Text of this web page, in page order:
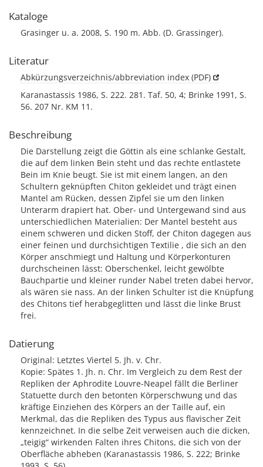
Kataloge
Grasinger u. a. 2008, S. 190 m. Abb. (D. Grassinger).
Literatur
Abkürzungsverzeichnis/abbreviation index (PDF)
Karanastassis 1986, S. 222. 281. Taf. 50, 4; Brinke 1991, S.
56. 207 Nr. KM 11.
Beschreibung
Die Darstellung zeigt die Göttin als eine schlanke Gestalt,
die auf dem linken Bein steht und das rechte entlastete
Bein im Knie beugt. Sie ist mit einem langen, an den
Schultern geknüpften Chiton gekleidet und trägt einen
Mantel am Rücken, dessen Zipfel sie um den linken
Unterarm drapiert hat. Ober- und Untergewand sind aus
unterschiedlichen Materialien: Der Mantel besteht aus
einem schweren und dicken Stoff, der Chiton dagegen aus
einer feinen und durchsichtigen Textilie , die sich an den
Körper anschmiegt und Haltung und Körperkonturen
durchscheinen lässt: Oberschenkel, leicht gewölbte
Bauchpartie und kleiner runder Nabel treten dabei hervor,
als wären sie nass. An der linken Schulter ist die Knüpfung
des Chitons tief herabgeglitten und lässt die linke Brust
frei.
Datierung
Original: Letztes Viertel 5. Jh. v. Chr.
Kopie: Spätes 1. Jh. n. Chr. Im Vergleich zu dem Rest der
Repliken der Aphrodite Louvre-Neapel fällt die Berliner
Statuette durch den betonten Körperschwung und das
kräftige Einziehen des Körpers an der Taille auf, ein
Merkmal, das die Repliken des Typus aus flavischer Zeit
kennzeichnet. In die selbe Zeit verweisen auch die dicken,
„teigig“ wirkenden Falten ihres Chitons, die sich von der
Oberfläche abheben (Karanastassis 1986, S. 222; Brinke